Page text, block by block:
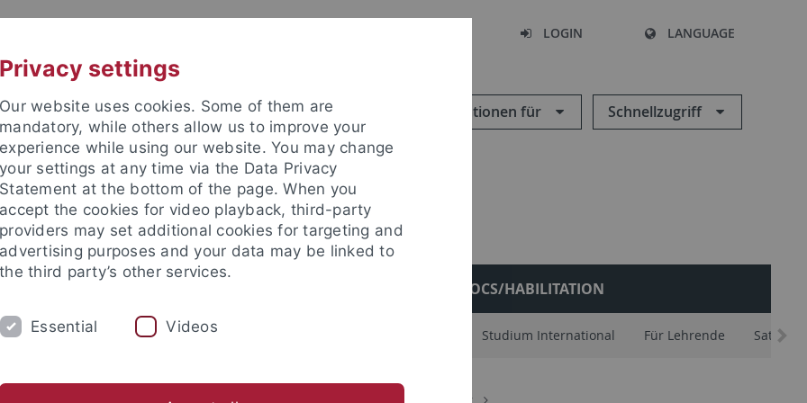
LOGIN LANGUAGE
Informationen für Schnellzugriff
Fakultät
POSTDOCS/HABILITATION
Im Studium Beratungswegweiser Studium International Für Lehrende
Naturwissenschaftliche Fakultät MINT-Studienbotschafter
Privacy settings
Our website uses cookies. Some of them are
mandatory, while others allow us to improve your
experience while using our website. You may change
your settings at any time via the Data Privacy
Statement at the bottom of the page. When you
accept the cookies for video playback, third-party
providers may set additional cookies for targeting and
advertising purposes and your data may be linked to
the third party’s other services.
Essential Videos